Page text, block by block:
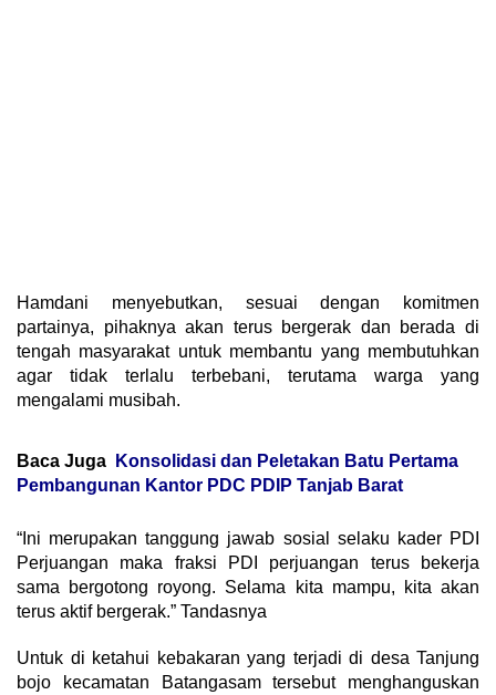
Hamdani menyebutkan, sesuai dengan komitmen
partainya, pihaknya akan terus bergerak dan berada di
tengah masyarakat untuk membantu yang membutuhkan
agar tidak terlalu terbebani, terutama warga yang
mengalami musibah.
Baca Juga
Konsolidasi dan Peletakan Batu Pertama
Pembangunan Kantor PDC PDIP Tanjab Barat
“Ini merupakan tanggung jawab sosial selaku kader PDI
Perjuangan maka fraksi PDI perjuangan terus bekerja
sama bergotong royong. Selama kita mampu, kita akan
terus aktif bergerak.” Tandasnya
Untuk di ketahui kebakaran yang terjadi di desa Tanjung
bojo kecamatan Batangasam tersebut menghanguskan